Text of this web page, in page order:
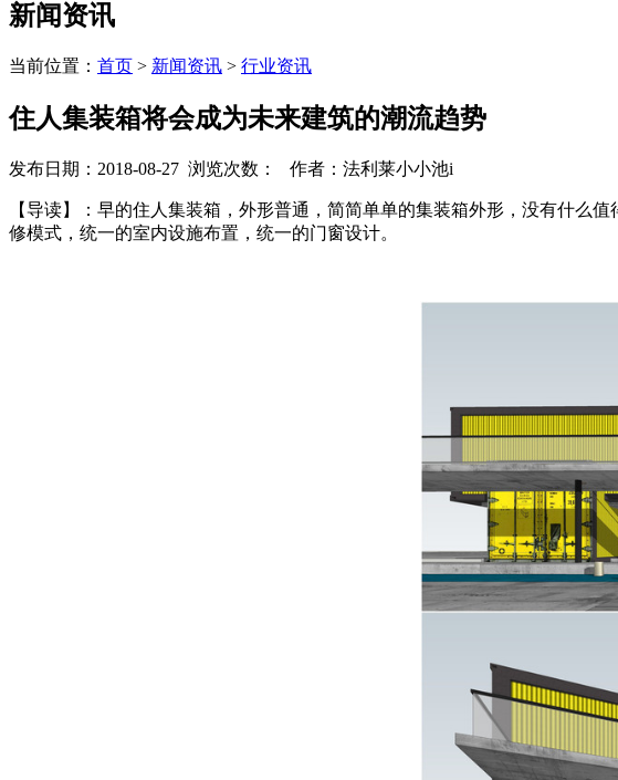
新闻资讯
当前位置： 首页 > 新闻资讯 > 行业资讯
住人集装箱将会成为未来建筑的潮流趋势
发布日期：2018-08-27 浏览次数： 作者：法利莱小小池i
【导读】：早的住人集装箱，外形普通，简简单单的集装箱外形，没有什么
修模式，统一的室内设施布置，统一的门窗设计。